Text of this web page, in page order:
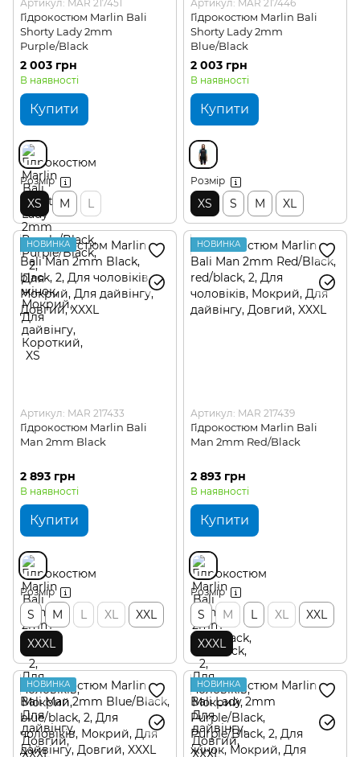
Артикул: MAR 217451
Гідрокостюм Marlin Bali
Shorty Lady 2mm
Purple/Black
2 003 грн
В наявності
Купити
Розмір
XS M L
Артикул: MAR 217446
Гідрокостюм Marlin Bali
Shorty Lady 2mm
Blue/Black
2 003 грн
В наявності
Купити
Розмір
XS S M XL
НОВИНКА
Артикул: MAR 217433
Гідрокостюм Marlin Bali
Man 2mm Black
2 893 грн
В наявності
Купити
Розмір
S M L XL
XXL
XXXL
НОВИНКА
Артикул: MAR 217439
Гідрокостюм Marlin Bali
Man 2mm Red/Black
2 893 грн
В наявності
Купити
Розмір
S M L XL
XXL
XXXL
НОВИНКА НОВИНКА